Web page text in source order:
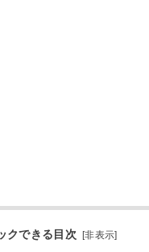
クできる目次 [非表示]